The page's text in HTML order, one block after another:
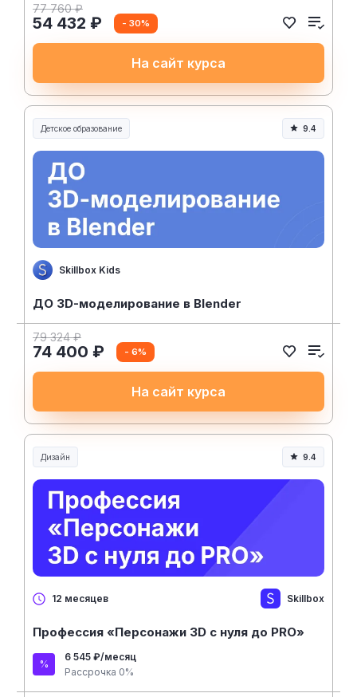
77 760 ₽
54 432 ₽ - 30%
На сайт курса
Детское образование 9.4
Skillbox Kids
ДО 3D-моделирование в Blender
79 324 ₽
74 400 ₽ - 6%
На сайт курса
Дизайн 9.4
12 месяцев Skillbox
Профессия «Персонажи 3D с нуля до PRO»
6 545 ₽/месяц
Рассрочка 0%